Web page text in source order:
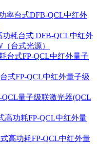
率台式DFB-QCL中红外
功耗台式 DFB-QCL中红外
台式光源）
台式FP-QCL中红外量子
式FP-QCL中红外量子级
量子级联激光器(QCL
高功耗FP-QCL中红外量
式高功耗FP-QCL中红外量